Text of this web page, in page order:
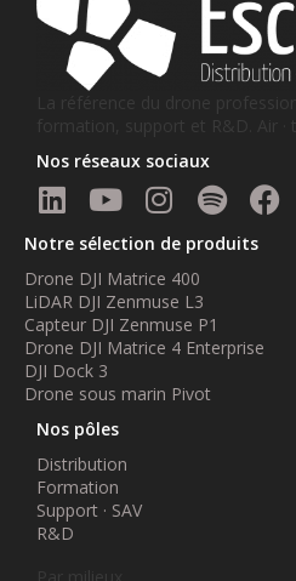
La référence du drone
formation, support et R&D. Air ·
Nos réseaux sociaux
Notre sélection de produits
Drone DJI Matrice 400
LiDAR DJI Zenmuse L3
Capteur DJI Zenmuse P1
Drone DJI Matrice 4 Enterprise
DJI Dock 3
Drone sous marin Pivot
Nos pôles
Distribution
Formation
Support · SAV
R&D